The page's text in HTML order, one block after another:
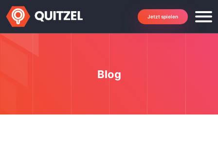
Jetzt spielen
Blog